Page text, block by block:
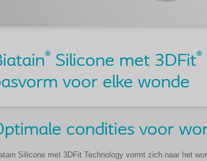
® Silicone met 3DFit®
voor elke wonde
condities voor
Silicone met 3DFit Technology vormt zich naar het